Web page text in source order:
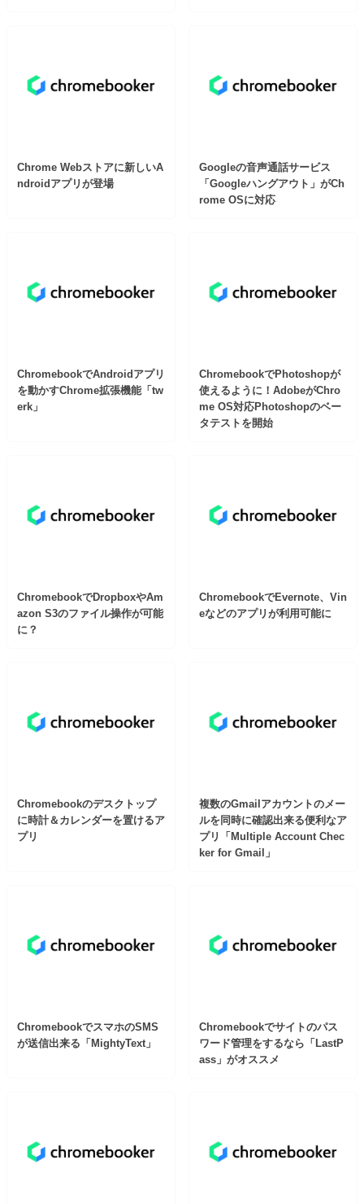
Chrome Webストアに新しいA
ndroidアプリが登場
Googleの音声通話サービス
「Googleハングアウト」がCh
rome OSに対応
ChromebookでAndroidアプリ
を動かすChrome拡張機能「tw
erk」
ChromebookでPhotoshopが
使えるように！AdobeがChro
me OS対応Photoshopのベー
タテストを開始
ChromebookでDropboxやAm
azon S3のファイル操作が可能
に？
ChromebookでEvernote、Vin
eなどのアプリが利用可能に
Chromebookのデスクトップ
に時計＆カレンダーを置けるア
プリ
複数のGmailアカウントのメー
ルを同時に確認出来る便利なア
プリ「Multiple Account Chec
ker for Gmail」
ChromebookでスマホのSMS
が送信出来る「MightyText」
Chromebookでサイトのパス
ワード管理をするなら「LastP
ass」がオススメ